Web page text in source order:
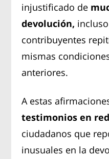
injustificado de
devolución,
contribuyentes
mismas
anteriores.
A estas
testimonios en
ciudadanos que
inusuales en la